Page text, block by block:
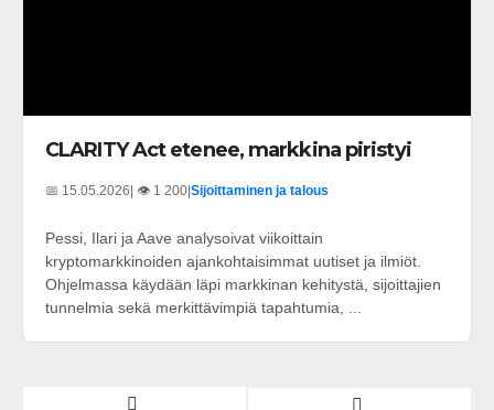
CLARITY Act etenee, markkina piristyi
📅 15.05.2026| 👁️ 1 200|Sijoittaminen ja talous
Pessi, Ilari ja Aave analysoivat viikoittain
kryptomarkkinoiden ajankohtaisimmat uutiset ja ilmiöt.
Ohjelmassa käydään läpi markkinan kehitystä, sijoittajien
tunnelmia sekä merkittävimpiä tapahtumia, ...